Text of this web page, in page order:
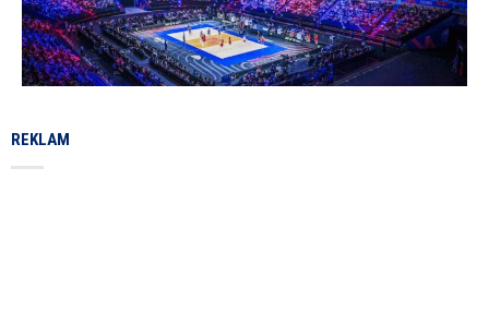
REKLAM